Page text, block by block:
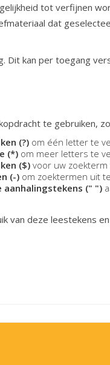
tot verfijnen
dat
kan per toegang
te gebruiken,
(?) om één letter te
(*) om meer letters te
($)voor uw
(-) om zoektermen uit
aanhalingstekens (" ")
van deze leestekens